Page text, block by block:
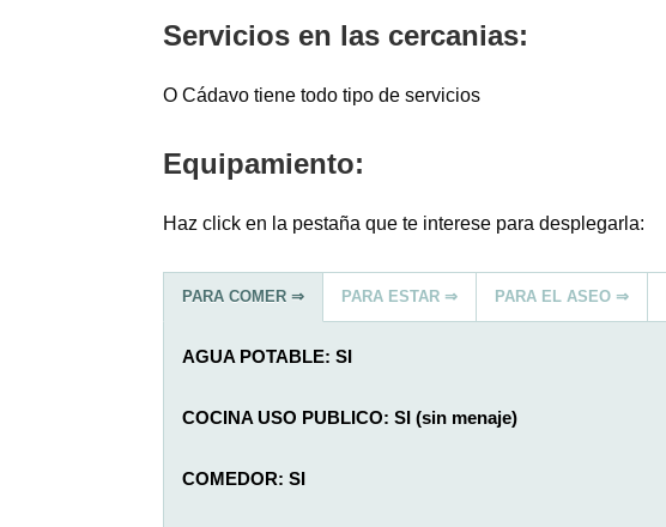
Servicios en las cercanias:
O Cádavo tiene todo tipo de servicios
Equipamiento:
Haz click en la pestaña que te interese para desplegarla:
PARA COMER ⇒ PARA ESTAR ⇒ PARA EL ASEO ⇒
AGUA POTABLE: SI
COCINA USO PUBLICO: SI (sin menaje)
COMEDOR: SI